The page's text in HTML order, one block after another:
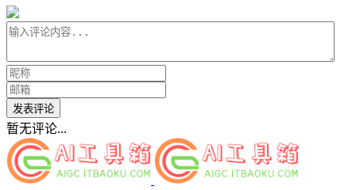
发表评论
暂无评论...